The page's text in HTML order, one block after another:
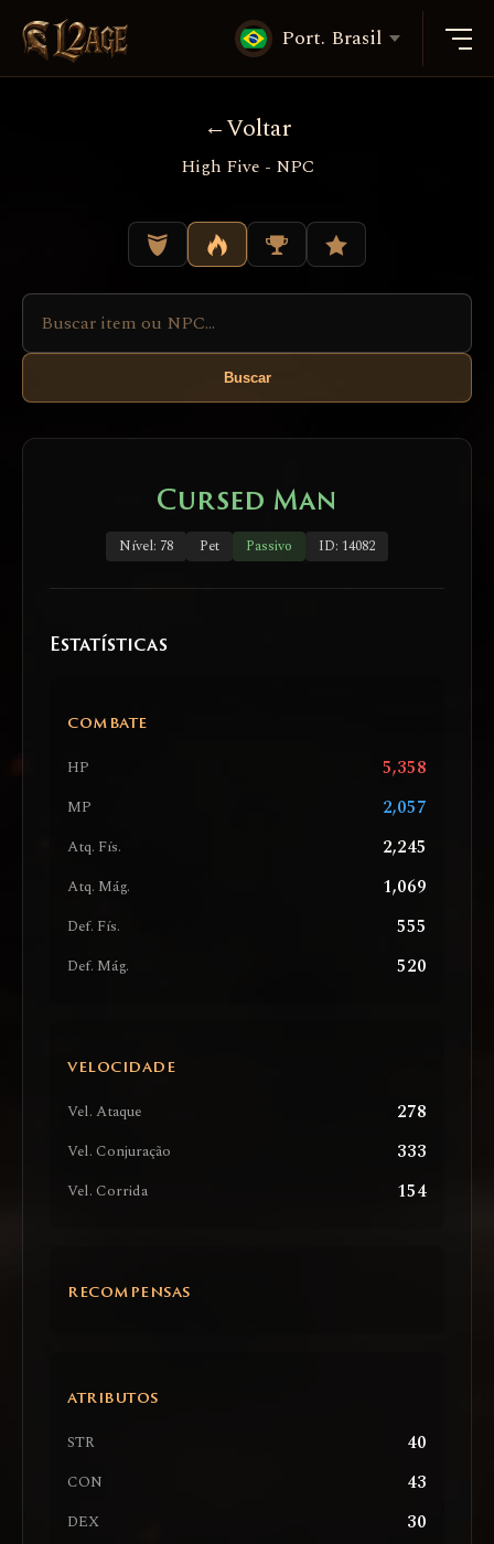
Port. Brasil
Voltar
High Five - NPC
Buscar
Cursed Man
Nível: 78 Pet Passivo ID: 14082
Estatísticas
COMBATE
HP 5,358
MP 2,057
Atq. Fís. 2,245
Atq. Mág. 1,069
Def. Fís. 555
Def. Mág. 520
VELOCIDADE
Vel. Ataque 278
Vel. Conjuração 333
Vel. Corrida 154
RECOMPENSAS
ATRIBUTOS
STR 40
CON 43
DEX 30